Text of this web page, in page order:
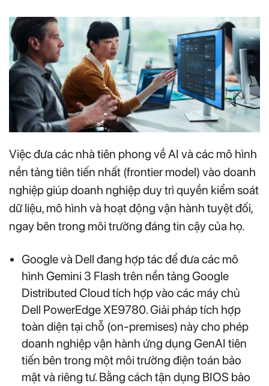
Việc đưa các nhà tiên phong về AI và các mô hình
nền tảng tiên tiến nhất (frontier model) vào doanh
nghiệp giúp doanh nghiệp duy trì quyền kiểm soát
dữ liệu, mô hình và hoạt động vận hành tuyệt đối,
ngay bên trong môi trường đáng tin cậy của họ.
Google và Dell đang hợp tác để đưa các mô
hình Gemini 3 Flash trên nền tảng Google
Distributed Cloud tích hợp vào các máy chủ
Dell PowerEdge XE9780. Giải pháp tích hợp
toàn diện tại chỗ (on-premises) này cho phép
doanh nghiệp vận hành ứng dụng GenAI tiên
tiến bên trong một môi trường điện toán bảo
mật và riêng tư. Bằng cách tận dụng BIOS bảo